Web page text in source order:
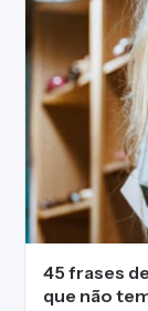
45 frases
que não